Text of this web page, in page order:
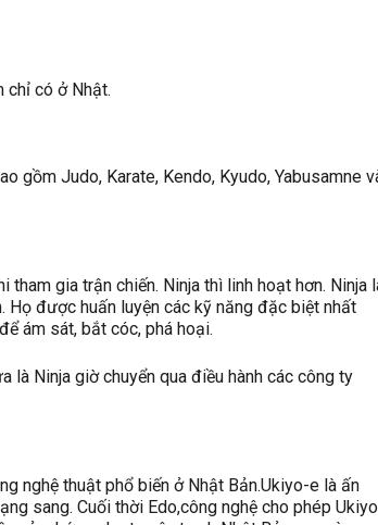
chỉ có ở Nhật.
gồm Judo, Karate, Kendo, Kyudo, Yabusamne
tham gia trận chiến. Ninja thì linh hoạt hơn. Ninja
được huấn luyện các kỹ năng đặc biệt nhất
ám sát, bắt cóc, phá hoại.
là Ninja giờ chuyển qua điều hành các công ty
nghệ thuật phổ biến ở Nhật Bản.Ukiyo-e là ấn
sang. Cuối thời Edo,công nghệ cho phép Ukiyo